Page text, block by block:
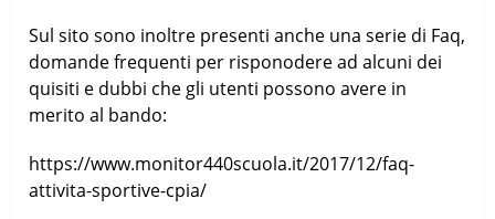
Sul sito sono inoltre presenti anche una serie di Faq,
domande frequenti per risponodere ad alcuni dei
quisiti e dubbi che gli utenti possono avere in
merito al bando:
https://www.monitor440scuola.it/2017/12/faq-
attivita-sportive-cpia/